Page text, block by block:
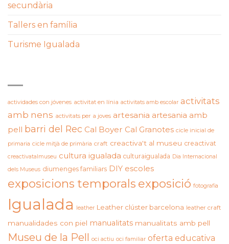
secundària
Tallers en família
Turisme Igualada
actividades con jóvenes activitat en línia activitats amb escolar activitats
amb nens activitats per a joves artesania artesania amb
pell barri del Rec Cal Boyer Cal Granotes cicle inicial de
primaria cicle mitjà de primària craft creactiva't al museu creactivat
creactivatalmuseu cultura igualada culturaigualada Dia Internacional
dels Museus diumenges familiars DIY escoles
exposicions temporals exposició fotografia
Igualada leather Leather clúster barcelona leather craft
manualidades con piel manualitats manualitats amb pell
Museu de la Pell oci actiu oci familiar oferta educativa